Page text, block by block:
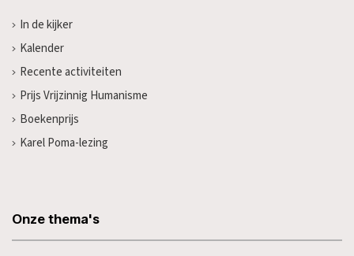
In de kijker
Kalender
Recente activiteiten
Prijs Vrijzinnig Humanisme
Boekenprijs
Karel Poma-lezing
Onze thema's